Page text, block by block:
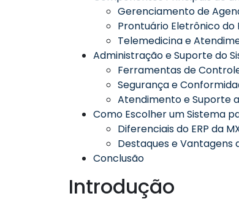
Gerenciamento de
Prontuário Eletrônico do
Telemedicina e
Administração e Suporte do
Ferramentas de
Segurança e
Atendimento e Suporte
Como Escolher um Sistema
Diferenciais do ERP da
Destaques e Vantagens
Conclusão
Introdução